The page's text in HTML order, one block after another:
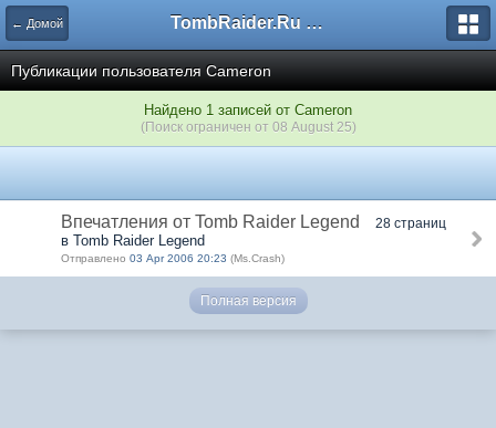
← Домой TombRaider.Ru - Форумы
Публикации пользователя Cameron
Найдено 1 записей от Cameron
(Поиск ограничен от 08 August 25)
Впечатления от Tomb Raider Legend 28 страниц
в Tomb Raider Legend
Отправлено 03 Apr 2006 20:23 (Ms.Crash)
Полная версия